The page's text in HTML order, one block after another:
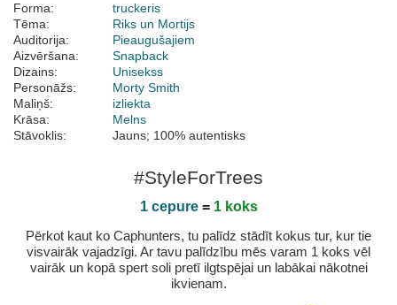
Forma:
truckeris
Tēma:
Riks un Mortijs
Auditorija:
Pieaugušajiem
Aizvēršana:
Snapback
Dizains:
Unisekss
Personāžs:
Morty Smith
Maliņš:
izliekta
Krāsa:
Melns
Stāvoklis:
Jauns; 100% autentisks
#StyleForTrees
1 cepure= 1 koks
Pērkot kaut ko Caphunters, tu palīdz stādīt kokus tur, kur tie
visvairāk vajadzīgi. Ar tavu palīdzību mēs varam 1 koks vēl
vairāk un kopā spert soli pretī ilgtspējai un labākai nākotnei
ikvienam.